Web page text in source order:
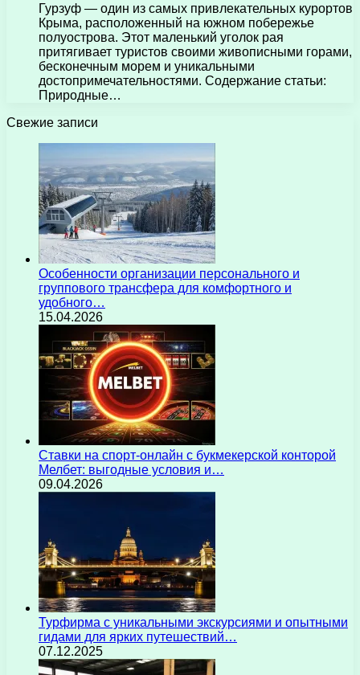
Гурзуф — один из самых привлекательных курортов
Крыма, расположенный на южном побережье
полуострова. Этот маленький уголок рая
притягивает туристов своими живописными горами,
бесконечным морем и уникальными
достопримечательностями. Содержание статьи:
Природные…
Свежие записи
Особенности организации персонального и
группового трансфера для комфортного и
удобного…
15.04.2026
Ставки на спорт-онлайн с букмекерской конторой
Мелбет: выгодные условия и…
09.04.2026
Турфирма с уникальными экскурсиями и опытными
гидами для ярких путешествий…
07.12.2025